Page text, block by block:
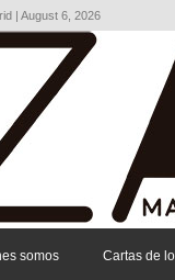
| August 6, 2026
somos Cartas de